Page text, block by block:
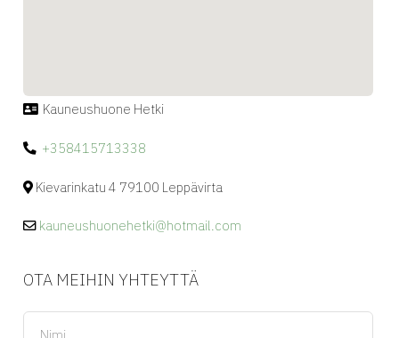
Kauneushuone Hetki
+358415713338
Kievarinkatu 4 79100 Leppävirta
kauneushuonehetki@hotmail.com
OTA MEIHIN YHTEYTTÄ